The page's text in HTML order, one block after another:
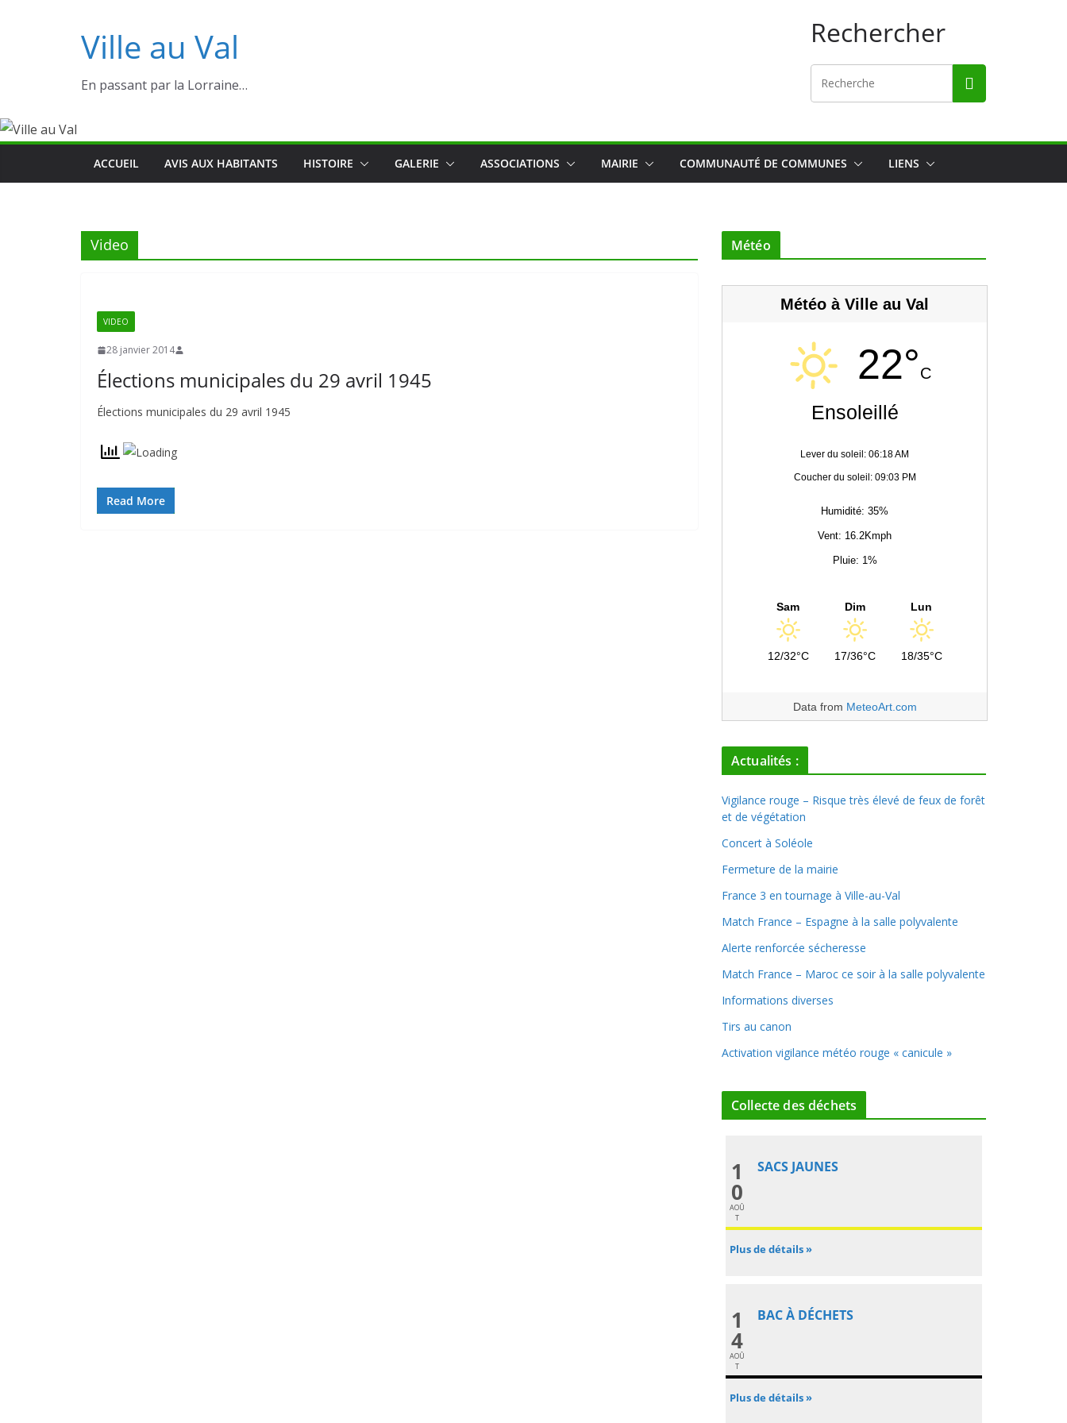
Ville au Val
En passant par la Lorraine…
Rechercher
ACCUEIL AVIS AUX HABITANTS HISTOIRE GALERIE ASSOCIATIONS MAIRIE COMMUNAUTÉ DE COMMUNES LIENS
Video
VIDEO
28 janvier 2014
Élections municipales du 29 avril 1945
Élections municipales du 29 avril 1945
Read More
Météo
Météo à Ville au Val
22°C
Ensoleillé
Lever du soleil: 06:18 AM
Coucher du soleil: 09:03 PM
Humidité: 35%
Vent: 16.2Kmph
Pluie: 1%
Sam
12/32°C
Dim
17/36°C
Lun
18/35°C
Data from MeteoArt.com
Actualités :
Vigilance rouge – Risque très élevé de feux de forêt
et de végétation
Concert à Soléole
Fermeture de la mairie
France 3 en tournage à Ville-au-Val
Match France – Espagne à la salle polyvalente
Alerte renforcée sécheresse
Match France – Maroc ce soir à la salle polyvalente
Informations diverses
Tirs au canon
Activation vigilance météo rouge « canicule »
Collecte des déchets
1
0
AOÛ
T
SACS JAUNES
Plus de détails »
1
4
AOÛ
T
BAC À DÉCHETS
Plus de détails »